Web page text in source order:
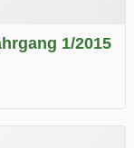
1/2015